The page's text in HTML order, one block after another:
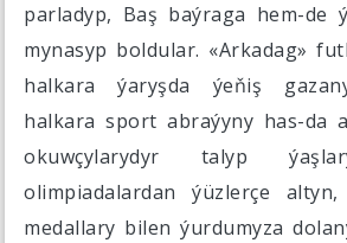
parladyp, Baş baýraga hem-de
mynasyp boldular. «Arkadag»
halkara ýaryşda ýeňiş
halkara sport abraýyny has-da
okuwçylarydyr talyp
olimpiadalardan ýüzlerçe
medallary bilen ýurdumyza